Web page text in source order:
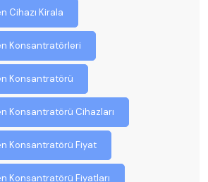
Cihazı Kirala
Konsantratörleri
Konsantratörü
Konsantratörü Cihazları
Konsantratörü Fiyat
Konsantratörü Fiyatları